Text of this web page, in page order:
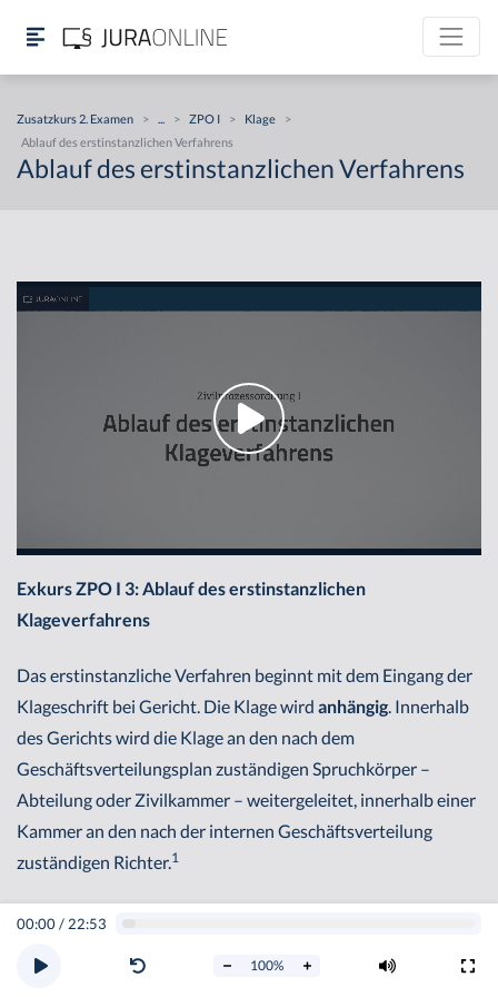
Zusatzkurs 2. Examen > > ZPO I > Klage
>
Ablauf des erstinstanzlichen Verfahrens
Ablauf des erstinstanzlichen Verfahrens
00:00/ 22:53
100%
Exkurs ZPO I 3: Ablauf des erstinstanzlichen
Klageverfahrens
Das erstinstanzliche Verfahren beginnt mit dem Eingang der
Klageschrift bei Gericht. Die Klage wird anhängig. Innerhalb
des Gerichts wird die Klage an den nach dem
Geschäftsverteilungsplan zuständigen Spruchkörper –
Abteilung oder Zivilkammer – weitergeleitet, innerhalb einer
Kammer an den nach der internen Geschäftsverteilung
zuständigen Richter.1
Vorprüfungen
Nach § 271 Abs. 1 ZPO soll die Klage unverzüglich zugestellt